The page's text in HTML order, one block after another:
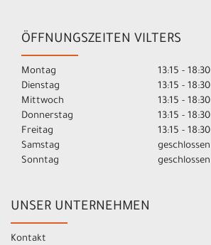
ÖFFNUNGSZEITEN VILTERS
Montag
13:15 - 18:30
Dienstag
13:15 - 18:30
Mittwoch
13:15 - 18:30
Donnerstag
13:15 - 18:30
Freitag
13:15 - 18:30
Samstag
geschlossen
Sonntag
geschlossen
UNSER UNTERNEHMEN
Kontakt